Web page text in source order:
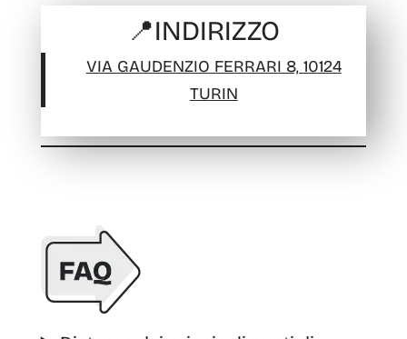
📍INDIRIZZO
VIA GAUDENZIO FERRARI 8, 10124
TURIN